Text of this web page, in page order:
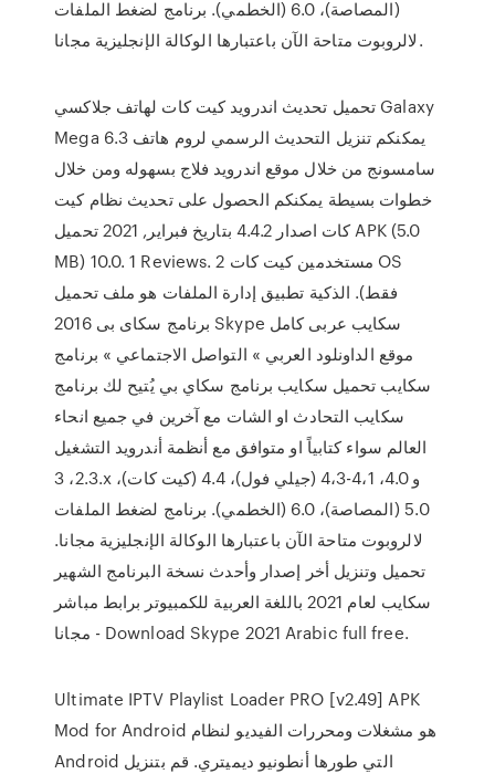
(المصاصة)، 6.0 (الخطمي). برنامج لضغط الملفات
لالروبوت متاحة الآن باعتبارها الوكالة الإنجليزية مجانا.
تحميل تحديث اندرويد كيت كات لهاتف جلاكسي Galaxy
Mega 6.3 يمكنكم تنزيل التحديث الرسمي لروم هاتف
سامسونج من خلال موقع اندرويد فلاج بسهوله ومن خلال
خطوات بسيطة يمكنكم الحصول على تحديث نظام كيت
كات اصدار 4.4.2 بتاريخ فبراير, 2021 تحميل APK (5.0
MB) 10.0. 1 Reviews. 2 مستخدمين كيت كات OS
فقط). الذكية تطبيق إدارة الملفات هو ملف تحميل
برنامج سكاى بى 2016 Skype سكايب عربى كامل
موقع الداونلود العربي » التواصل الاجتماعي » برنامج
سكايب تحميل سكايب برنامج سكاي بي يُتيح لك برنامج
سكايب التحادث او الشات مع آخرين في جميع انحاء
العالم سواء كتابياً او متوافق مع أنظمة أندرويد التشغيل
2.3، 3.x و 4.0، 4،1-4،3 (جيلي فول)، 4.4 (كيت كات)،
5.0 (المصاصة)، 6.0 (الخطمي). برنامج لضغط الملفات
لالروبوت متاحة الآن باعتبارها الوكالة الإنجليزية مجانا.
تحميل وتنزيل أخر إصدار وأحدث نسخة البرنامج الشهير
سكايب لعام 2021 باللغة العربية للكمبيوتر برابط مباشر
مجانا - Download Skype 2021 Arabic full free.
Ultimate IPTV Playlist Loader PRO [v2.49] APK
Mod for Android هو مشغلات ومحررات الفيديو لنظام
Android التي طورها أنطونيو ديميتري. قم بتنزيل